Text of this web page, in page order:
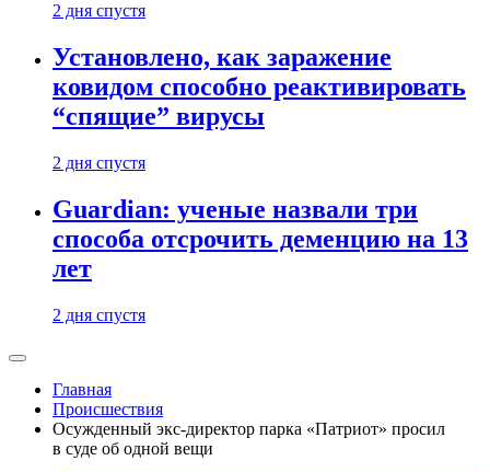
2 дня спустя
Установлено, как заражение
ковидом способно реактивировать
“спящие” вирусы
2 дня спустя
Guardian: ученые назвали три
способа отсрочить деменцию на 13
лет
2 дня спустя
Главная
Происшествия
Осужденный экс-директор парка «Патриот» просил
в суде об одной вещи